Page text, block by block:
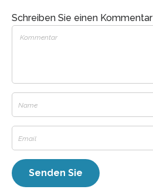
Schreiben Sie einen Kommentar